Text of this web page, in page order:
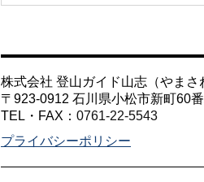
株式会社 登山ガイド山志（やまさ
〒923-0912 石川県小松市新町60
TEL・FAX： 0761-22-5543
プライバシーポリシー